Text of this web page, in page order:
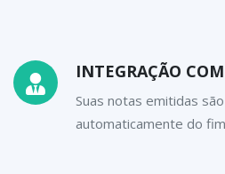
INTEGRAÇÃO
Suas notas emitidas
automaticamente do